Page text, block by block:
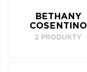
BETHANY
COSENTINO
2 PRODUKTY